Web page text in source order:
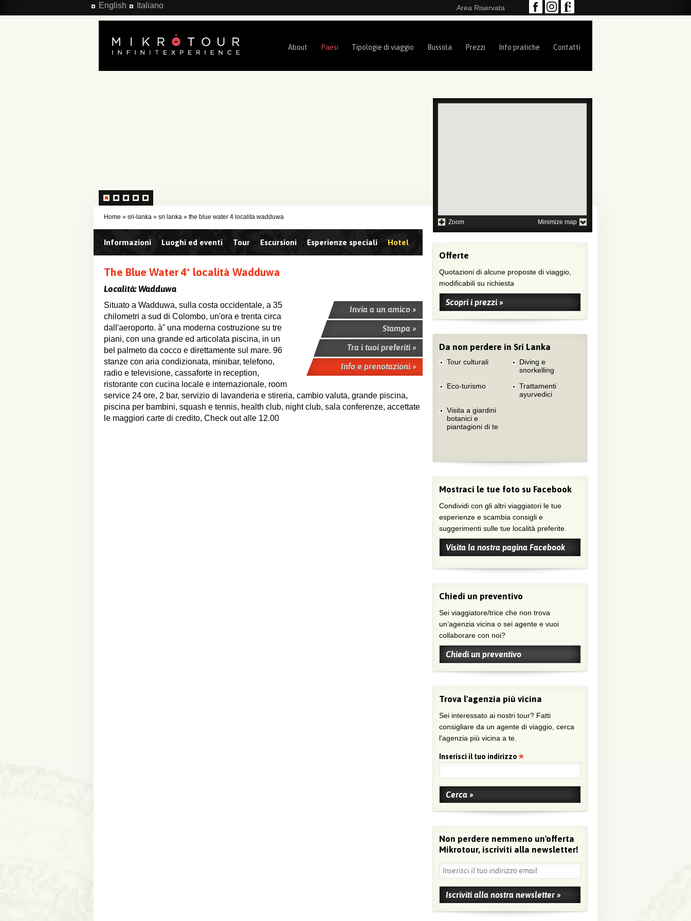
Salta al contenuto principale Area Riservata
English Italiano
About Paesi Tipologie di viaggio Bussola Prezzi Info pratiche Contatti
Home » sri-lanka » sri lanka » the blue water 4 localita wadduwa
Informazioni Luoghi ed eventi Tour Escursioni Esperienze speciali Hotel
The Blue Water 4* località Wadduwa
Località:Wadduwa
Invia a un amico »
Stampa »
Tra i tuoi preferiti »
Info e prenotazioni »
Situato a Wadduwa, sulla costa occidentale, a 35
chilometri a sud di Colombo, un'ora e trenta circa
dall'aeroporto. àˆ una moderna costruzione su tre
piani, con una grande ed articolata piscina, in un
bel palmeto da cocco e direttamente sul mare. 96
stanze con aria condizionata, minibar, telefono,
radio e televisione, cassaforte in reception,
ristorante con cucina locale e internazionale, room
service 24 ore, 2 bar, servizio di lavanderia e stireria, cambio valuta, grande piscina,
piscina per bambini, squash e tennis, health club, night club, sala conferenze, accettate
le maggiori carte di credito, Check out alle 12.00
Zoom Minimize map
Offerte
Quotazioni di alcune proposte di viaggio,
modificabili su richiesta
Scopri i prezzi »
Da non perdere in Sri Lanka
Tour culturali
Diving e
snorkelling
Eco-turismo
Trattamenti
ayurvedici
Visita a giardini
botanici e
piantagioni di te
Mostraci le tue foto su Facebook
Condividi con gli altri viaggiatori le tue
esperienze e scambia consigli e
suggerimenti sulle tue località preferite.
Visita la nostra pagina Facebook
Chiedi un preventivo
Sei viaggiatore/trice che non trova
un’agenzia vicina o sei agente e vuoi
collaborare con noi?
Chiedi un preventivo
Trova l'agenzia più vicina
Sei interessato ai nostri tour? Fatti
consigliare da un agente di viaggio, cerca
l'agenzia più vicina a te.
Inserisci il tuo indirizzo
Non perdere nemmeno un'offerta
Mikrotour, iscriviti alla newsletter!